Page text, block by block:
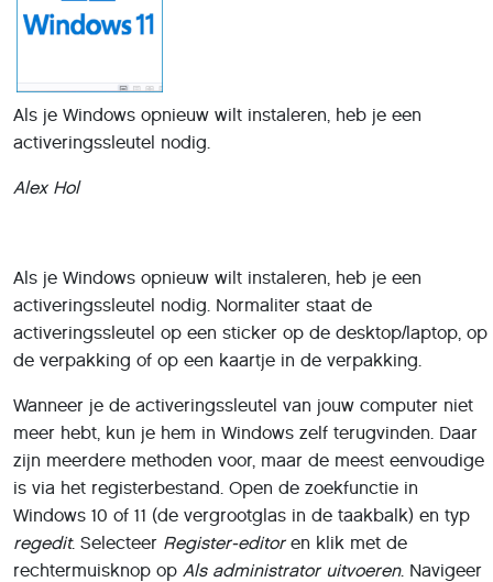
Als je Windows opnieuw wilt instaleren, heb je een
activeringssleutel nodig.
Alex Hol
Als je Windows opnieuw wilt instaleren, heb je een
activeringssleutel nodig. Normaliter staat de
activeringssleutel op een sticker op de desktop/laptop, op
de verpakking of op een kaartje in de verpakking.
Wanneer je de activeringssleutel van jouw computer niet
meer hebt, kun je hem in Windows zelf terugvinden. Daar
zijn meerdere methoden voor, maar de meest eenvoudige
is via het registerbestand. Open de zoekfunctie in
Windows 10 of 11 (de vergrootglas in de taakbalk) en typ
regedit. Selecteer Register-editoren klik met de
rechtermuisknop op Als administrator uitvoeren. Navigeer